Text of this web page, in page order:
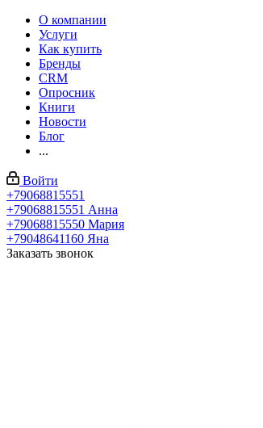
О компании
Услуги
Как купить
Бренды
CRM
Опросник
Книги
Новости
Блог
...
Войти
+79068815551
+79068815551 Анна
+79068815550 Мария
+79048641160 Яна
Заказать звонок